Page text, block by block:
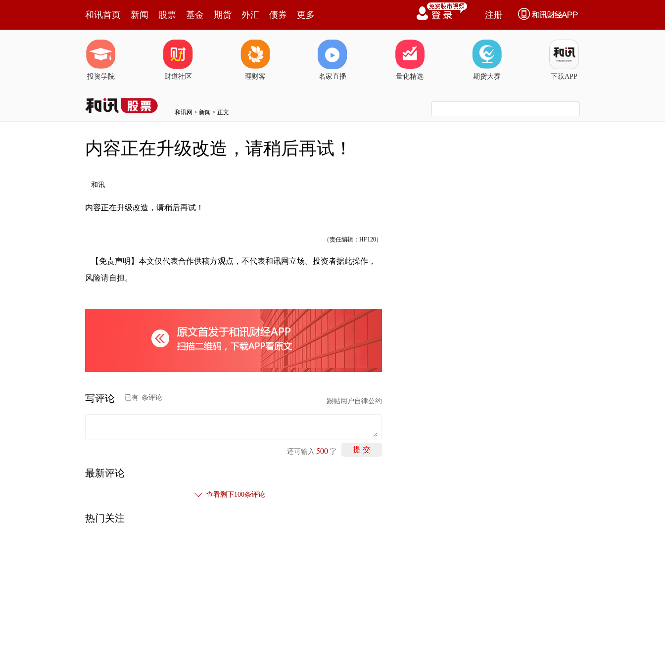
和讯首页 新闻 股票 基金 期货 外汇 债券 更多 注册
投资学院 财道社区 理财客 名家直播 量化精选 期货大赛 下载APP
和讯网 > 新闻 > 正文
内容正在升级改造，请稍后再试！
和讯
内容正在升级改造，请稍后再试！
（责任编辑：HF120）
【免责声明】本文仅代表合作供稿方观点，不代表和讯网立场。投资者据此操作，
风险请自担。
写评论 已有 条评论 跟帖用户自律公约
提 交
还可输入 500 字
最新评论
查看剩下100条评论
热门关注